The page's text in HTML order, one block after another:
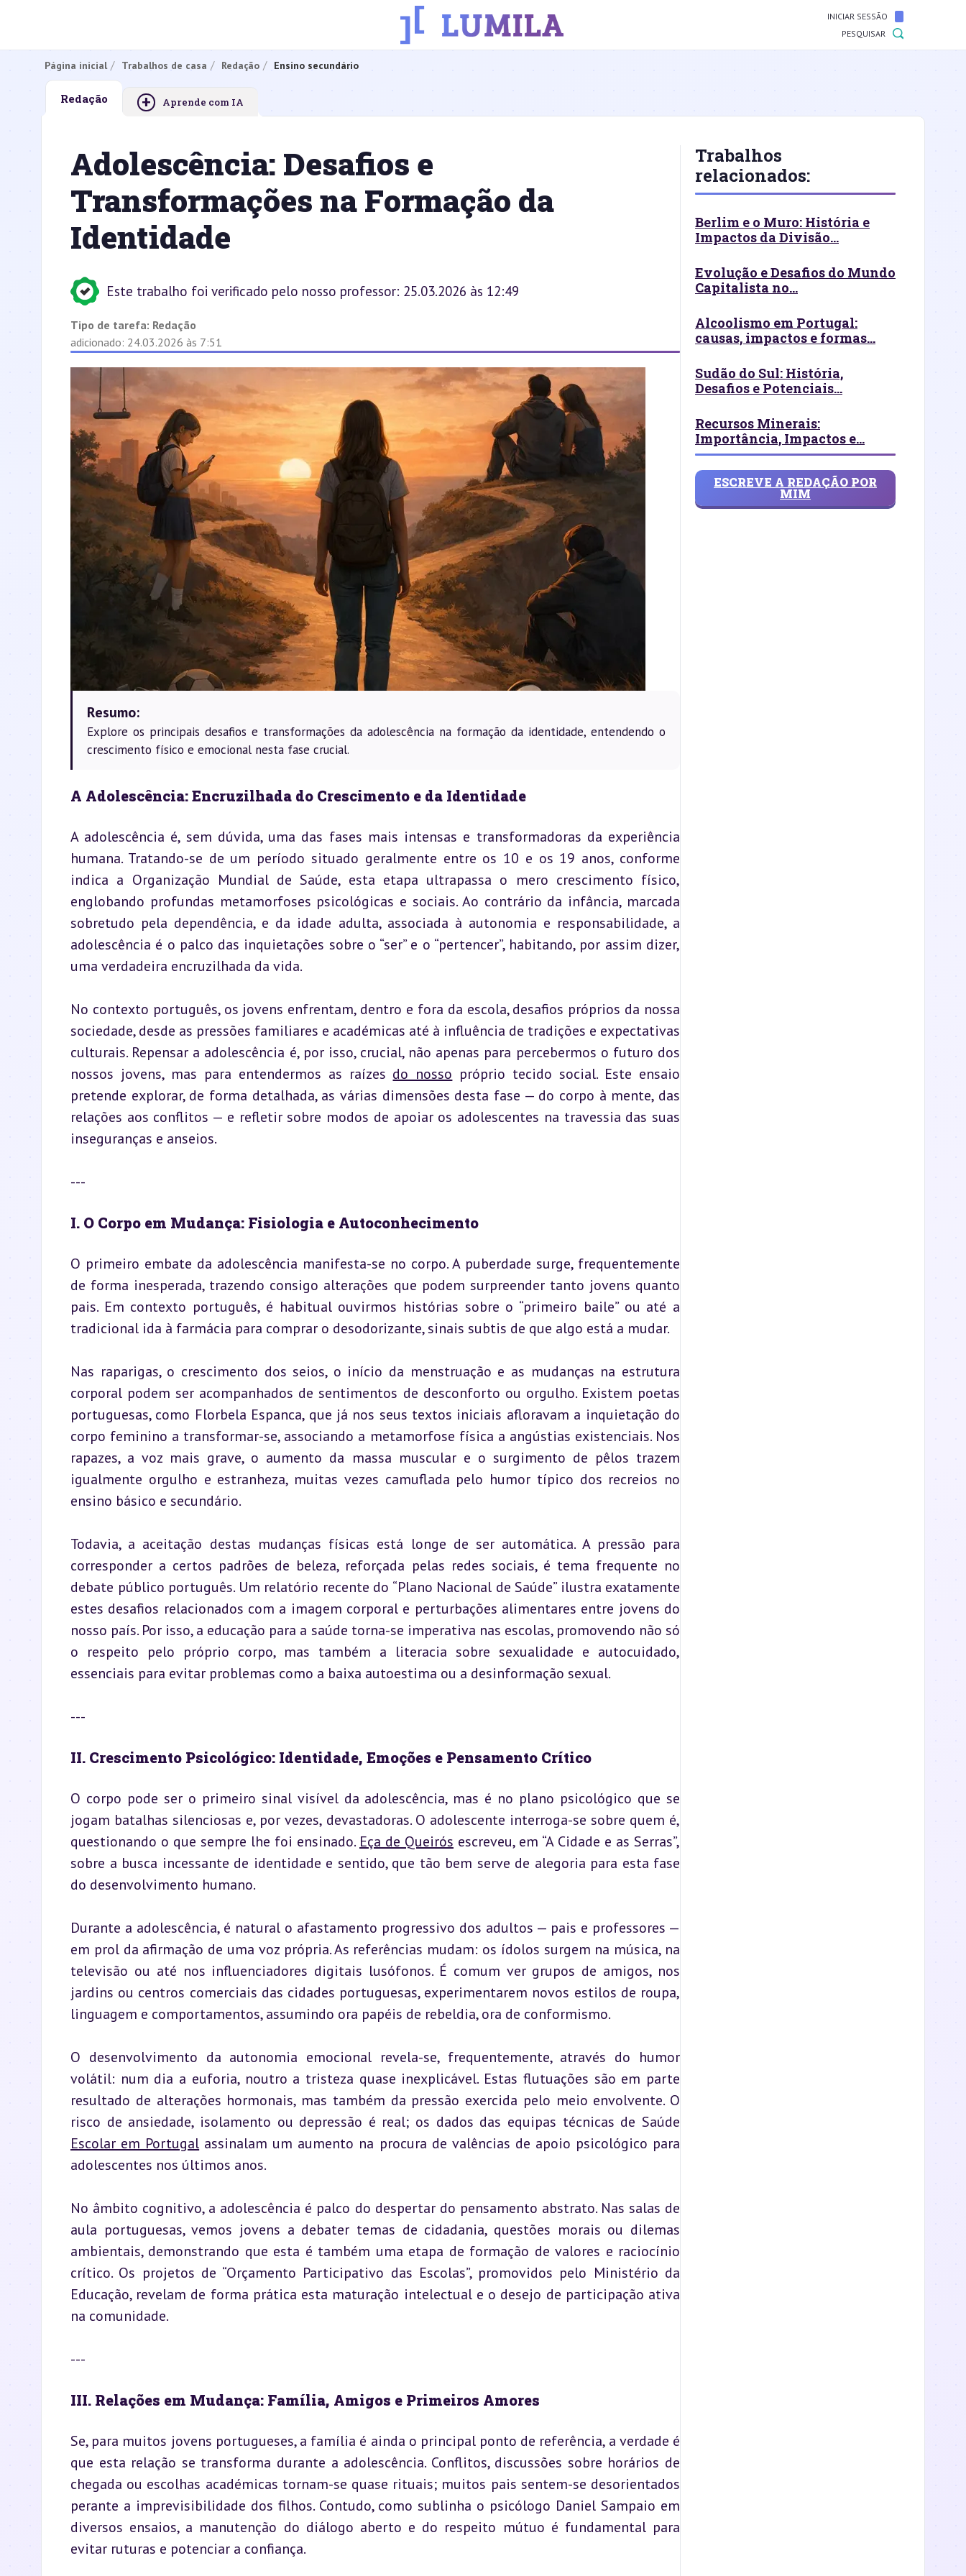
INICIAR SESSÃO
PESQUISAR
Página inicial Trabalhos de casa Redação Ensino secundário
Redação + Aprende com IA
Adolescência: Desafios e
Transformações na Formação da
Identidade
Este trabalho foi verificado pelo nosso professor: 25.03.2026 às 12:49
Tipo de tarefa: Redação
adicionado: 24.03.2026 às 7:51
Resumo:
Explore os principais desafios e transformações da adolescência na formação da identidade, entendendo o
crescimento físico e emocional nesta fase crucial.
A Adolescência: Encruzilhada do Crescimento e da Identidade
A adolescência é, sem dúvida, uma das fases mais intensas e transformadoras da experiência
humana. Tratando-se de um período situado geralmente entre os 10 e os 19 anos, conforme
indica a Organização Mundial de Saúde, esta etapa ultrapassa o mero crescimento físico,
englobando profundas metamorfoses psicológicas e sociais. Ao contrário da infância, marcada
sobretudo pela dependência, e da idade adulta, associada à autonomia e responsabilidade, a
adolescência é o palco das inquietações sobre o “ser” e o “pertencer”, habitando, por assim dizer,
uma verdadeira encruzilhada da vida.
No contexto português, os jovens enfrentam, dentro e fora da escola, desafios próprios da nossa
sociedade, desde as pressões familiares e académicas até à influência de tradições e expectativas
culturais. Repensar a adolescência é, por isso, crucial, não apenas para percebermos o futuro dos
nossos jovens, mas para entendermos as raízes do nosso próprio tecido social. Este ensaio
pretende explorar, de forma detalhada, as várias dimensões desta fase — do corpo à mente, das
relações aos conflitos — e refletir sobre modos de apoiar os adolescentes na travessia das suas
inseguranças e anseios.
---
I. O Corpo em Mudança: Fisiologia e Autoconhecimento
O primeiro embate da adolescência manifesta-se no corpo. A puberdade surge, frequentemente
de forma inesperada, trazendo consigo alterações que podem surpreender tanto jovens quanto
pais. Em contexto português, é habitual ouvirmos histórias sobre o “primeiro baile” ou até a
tradicional ida à farmácia para comprar o desodorizante, sinais subtis de que algo está a mudar.
Nas raparigas, o crescimento dos seios, o início da menstruação e as mudanças na estrutura
corporal podem ser acompanhados de sentimentos de desconforto ou orgulho. Existem poetas
portuguesas, como Florbela Espanca, que já nos seus textos iniciais afloravam a inquietação do
corpo feminino a transformar-se, associando a metamorfose física a angústias existenciais. Nos
rapazes, a voz mais grave, o aumento da massa muscular e o surgimento de pêlos trazem
igualmente orgulho e estranheza, muitas vezes camuflada pelo humor típico dos recreios no
ensino básico e secundário.
Todavia, a aceitação destas mudanças físicas está longe de ser automática. A pressão para
corresponder a certos padrões de beleza, reforçada pelas redes sociais, é tema frequente no
debate público português. Um relatório recente do “Plano Nacional de Saúde” ilustra exatamente
estes desafios relacionados com a imagem corporal e perturbações alimentares entre jovens do
nosso país. Por isso, a educação para a saúde torna-se imperativa nas escolas, promovendo não só
o respeito pelo próprio corpo, mas também a literacia sobre sexualidade e autocuidado,
essenciais para evitar problemas como a baixa autoestima ou a desinformação sexual.
---
II. Crescimento Psicológico: Identidade, Emoções e Pensamento Crítico
O corpo pode ser o primeiro sinal visível da adolescência, mas é no plano psicológico que se
jogam batalhas silenciosas e, por vezes, devastadoras. O adolescente interroga-se sobre quem é,
questionando o que sempre lhe foi ensinado. Eça de Queirós escreveu, em “A Cidade e as Serras”,
sobre a busca incessante de identidade e sentido, que tão bem serve de alegoria para esta fase
do desenvolvimento humano.
Durante a adolescência, é natural o afastamento progressivo dos adultos — pais e professores —
em prol da afirmação de uma voz própria. As referências mudam: os ídolos surgem na música, na
televisão ou até nos influenciadores digitais lusófonos. É comum ver grupos de amigos, nos
jardins ou centros comerciais das cidades portuguesas, experimentarem novos estilos de roupa,
linguagem e comportamentos, assumindo ora papéis de rebeldia, ora de conformismo.
O desenvolvimento da autonomia emocional revela-se, frequentemente, através do humor
volátil: num dia a euforia, noutro a tristeza quase inexplicável. Estas flutuações são em parte
resultado de alterações hormonais, mas também da pressão exercida pelo meio envolvente. O
Escolar em Portugal assinalam um aumento na procura de valências de apoio psicológico para
adolescentes nos últimos anos.
No âmbito cognitivo, a adolescência é palco do despertar do pensamento abstrato. Nas salas de
aula portuguesas, vemos jovens a debater temas de cidadania, questões morais ou dilemas
ambientais, demonstrando que esta é também uma etapa de formação de valores e raciocínio
crítico. Os projetos de “Orçamento Participativo das Escolas”, promovidos pelo Ministério da
Educação, revelam de forma prática esta maturação intelectual e o desejo de participação ativa
na comunidade.
---
III. Relações em Mudança: Família, Amigos e Primeiros Amores
Se, para muitos jovens portugueses, a família é ainda o principal ponto de referência, a verdade é
que esta relação se transforma durante a adolescência. Conflitos, discussões sobre horários de
chegada ou escolhas académicas tornam-se quase rituais; muitos pais sentem-se desorientados
perante a imprevisibilidade dos filhos. Contudo, como sublinha o psicólogo Daniel Sampaio em
diversos ensaios, a manutenção do diálogo aberto e do respeito mútuo é fundamental para
evitar ruturas e potenciar a confiança.
Trabalhos
relacionados:
Berlim e o Muro: História e
Impactos da Divisão...
Evolução e Desafios do Mundo
Capitalista no...
Alcoolismo em Portugal:
causas, impactos e formas...
Sudão do Sul: História,
Desafios e Potenciais...
Recursos Minerais:
Importância, Impactos e...
ESCREVE A REDAÇÃO POR
MIM